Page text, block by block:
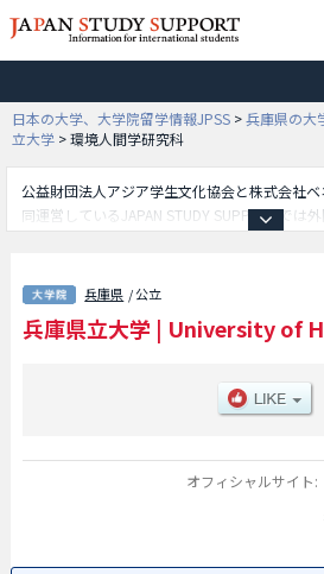
日本の大学、大学院留学情報JPSS >兵庫県の大
立大学 >環境人間学研究科
公益財団法人アジア学生文化協会と株式会社
同運営しているJAPAN STUDY SUPPORTでは
や工学研究科や環境人間学研究科や理学研究科
究科や緑環境景観マネジメント研究科や地域資
復興政策研究科等、研究科別情報や、募集定員
兵庫県 / 公立
兵庫県立大学 | University of
オフィシャルサイト: